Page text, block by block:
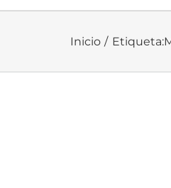
Inicio Etiqueta: